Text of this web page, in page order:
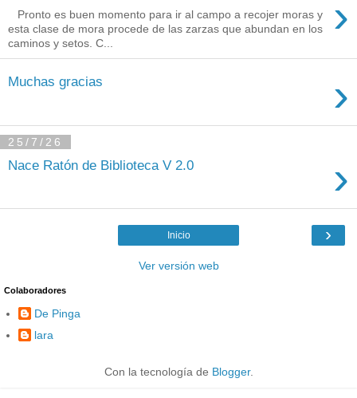
›
Pronto es buen momento para ir al campo a recojer moras y
esta clase de mora procede de las zarzas que abundan en los
caminos y setos. C...
Muchas gracias ›
25/7/26
Nace Ratón de Biblioteca V 2.0 ›
›
Inicio
Ver versión web
Colaboradores
De Pinga
lara
Con la tecnología de Blogger.